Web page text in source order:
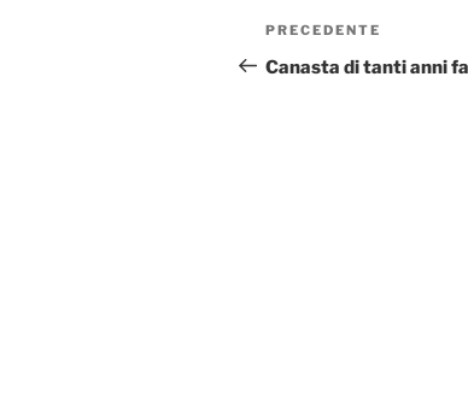
Navigazione
articoli
Articolo
precedente:
PRECEDENTE
Canasta di tanti anni fa